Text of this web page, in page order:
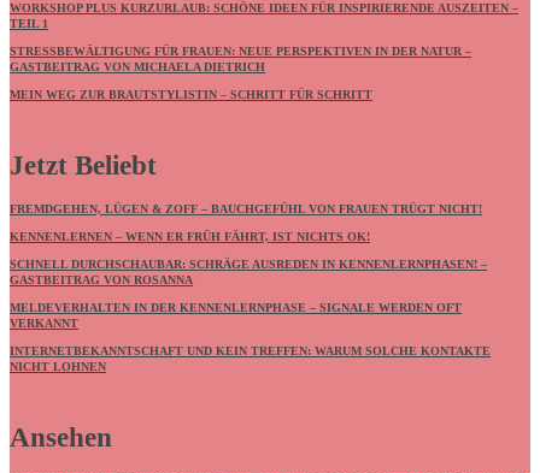
WORKSHOP PLUS KURZURLAUB: SCHÖNE IDEEN FÜR INSPIRIERENDE AUSZEITEN –
TEIL 1
STRESSBEWÄLTIGUNG FÜR FRAUEN: NEUE PERSPEKTIVEN IN DER NATUR –
GASTBEITRAG VON MICHAELA DIETRICH
MEIN WEG ZUR BRAUTSTYLISTIN – SCHRITT FÜR SCHRITT
Jetzt Beliebt
FREMDGEHEN, LÜGEN & ZOFF – BAUCHGEFÜHL VON FRAUEN TRÜGT NICHT!
KENNENLERNEN – WENN ER FRÜH FÄHRT, IST NICHTS OK!
SCHNELL DURCHSCHAUBAR: SCHRÄGE AUSREDEN IN KENNENLERNPHASEN! –
GASTBEITRAG VON ROSANNA
MELDEVERHALTEN IN DER KENNENLERNPHASE – SIGNALE WERDEN OFT
VERKANNT
INTERNETBEKANNTSCHAFT UND KEIN TREFFEN: WARUM SOLCHE KONTAKTE
NICHT LOHNEN
Ansehen